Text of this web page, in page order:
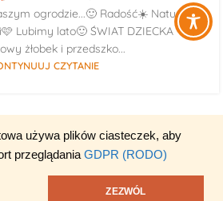
używa plików ciasteczek, aby
przeglądania GDPR (RODO)
ZEZWÓL
ogrodzie...🙂 Radość☀️ Natura🌳
Lubimy lato🙂 ŚWIAT DZIECKA -
żłobek i przedszko...
CZYTANIE